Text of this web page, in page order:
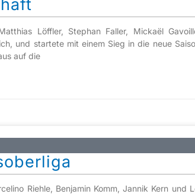
Löffler, Stephan Faller, Mickaël
und startete mit einem Sieg in die neue
auf die
Riehle, Benjamin Komm, Jannik Kern und